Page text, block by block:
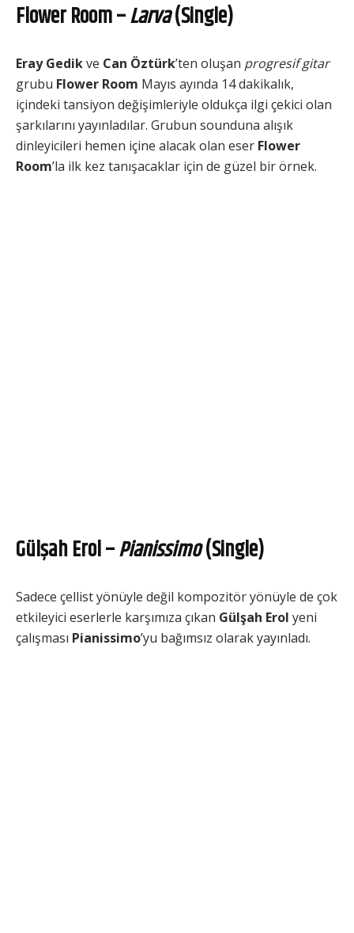
Flower Room –Larva(Single)
Eray Gedikve Can Öztürk’ten oluşan progresif gitar
grubu Flower Room Mayıs ayında 14 dakikalık,
içindeki tansiyon değişimleriyle oldukça ilgi çekici olan
şarkılarını yayınladılar. Grubun sounduna alışık
dinleyicileri hemen içine alacak olan eser Flower
Room’la ilk kez tanışacaklar için de güzel bir örnek.
Gülşah Erol –Pianissimo(Single)
Sadece çellist yönüyle değil kompozitör yönüyle de çok
etkileyici eserlerle karşımıza çıkan Gülşah Erol yeni
çalışması Pianissimo’yu bağımsız olarak yayınladı.